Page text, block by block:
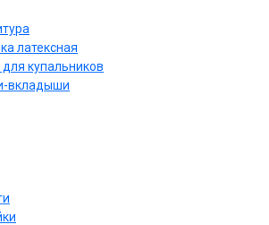
латексная
для купальников
вкладыши